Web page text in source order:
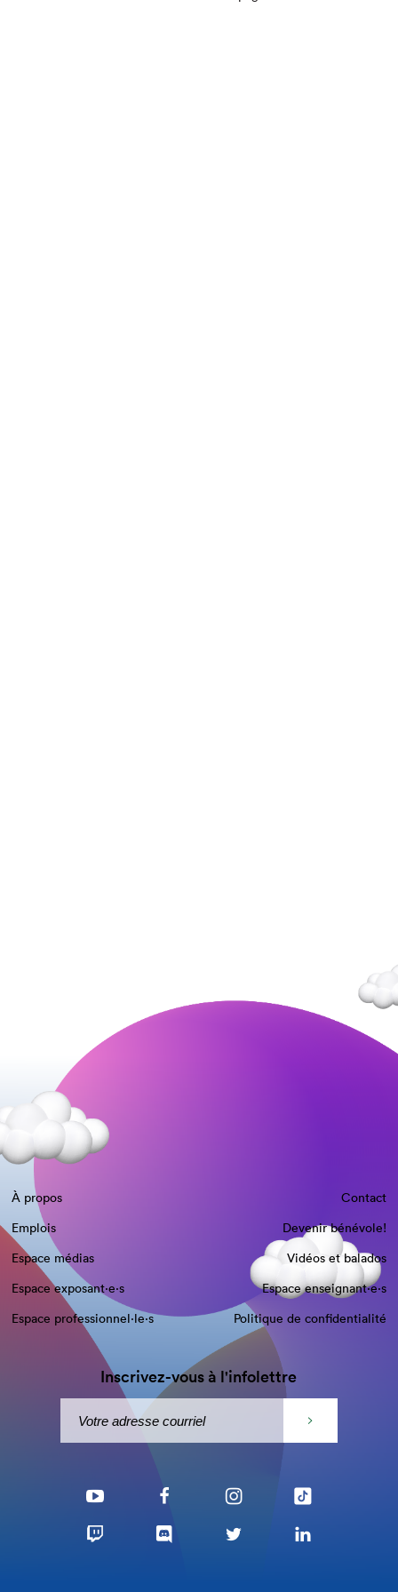
À propos
Contact
Emplois
Devenir bénévole!
Espace médias
Vidéos et balados
Espace exposant·e⋅s
Espace enseignant·e⋅s
Espace professionnel·le⋅s
Politique de confidentialité
Inscrivez-vous à l'infolettre